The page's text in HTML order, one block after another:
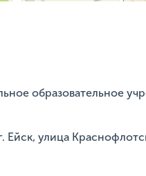
образовательное
Ейск, улица